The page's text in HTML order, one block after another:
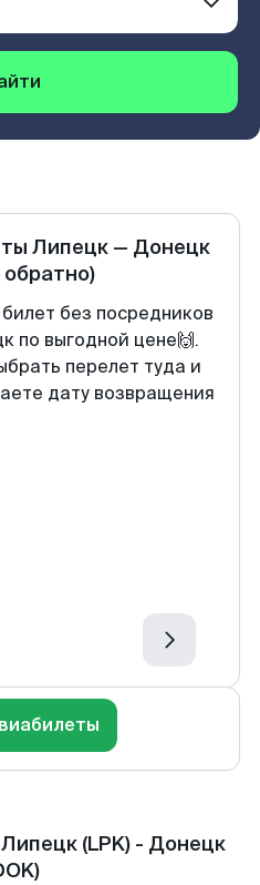
Липецк — Донецк
обратно)
без посредников
по выгодной цене🙌.
перелет туда и
дату возвращения
(LPK) - Донецк